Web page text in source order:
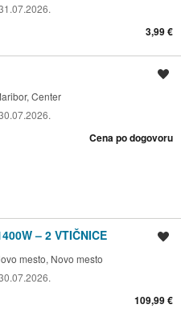
3,99 €
Center
Cena po dogovoru
– 2 VTIČNICE
mesto, Novo mesto
109,99 €